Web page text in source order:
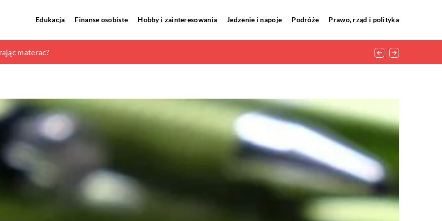
Edukacja Finanse osobiste Hobby i zainteresowania Jedzenie i napoje Podróże Prawo, rząd i polityka
materac?
elektryki w domu?